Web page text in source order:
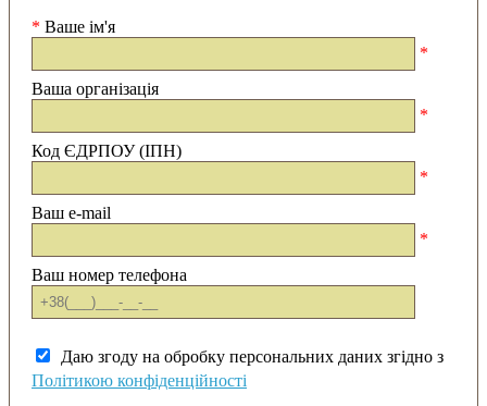
* Ваше ім'я
*
Ваша організація
*
Код ЄДРПОУ (ІПН)
*
Ваш e-mail
*
Ваш номер телефона
Даю згоду на обробку персональних даних згідно з
Політикою конфіденційності